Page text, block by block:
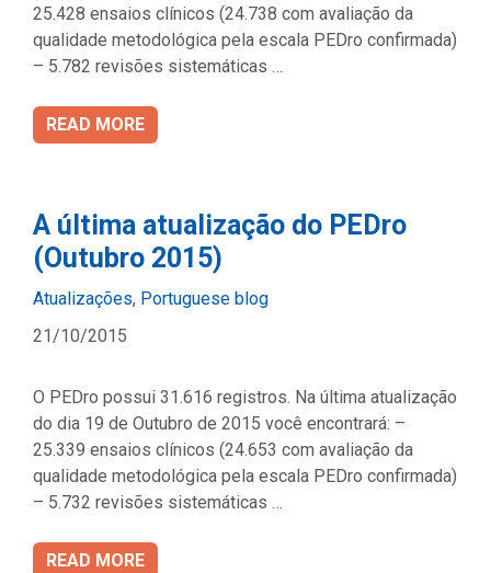
25.428 ensaios clínicos (24.738 com avaliação da
qualidade metodológica pela escala PEDro confirmada)
– 5.782 revisões sistemáticas …
READ MORE
A última atualização do PEDro
(Outubro 2015)
Categories
Atualizações, Portuguese blog
21/10/2015
O PEDro possui 31.616 registros. Na última atualização
do dia 19 de Outubro de 2015 você encontrará: –
25.339 ensaios clínicos (24.653 com avaliação da
qualidade metodológica pela escala PEDro confirmada)
– 5.732 revisões sistemáticas …
READ MORE